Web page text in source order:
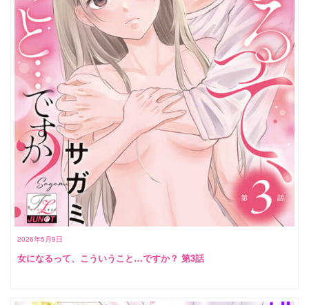
2026年5月9日
女になるって、こういうこと…ですか？ 第3話